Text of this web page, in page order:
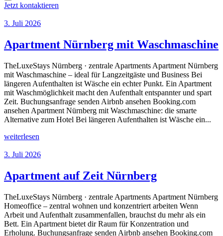
Jetzt kontaktieren
3. Juli 2026
Apartment Nürnberg mit Waschmaschine
TheLuxeStays Nürnberg · zentrale Apartments Apartment Nürnberg
mit Waschmaschine – ideal für Langzeitgäste und Business Bei
längeren Aufenthalten ist Wäsche ein echter Punkt. Ein Apartment
mit Waschmöglichkeit macht den Aufenthalt entspannter und spart
Zeit. Buchungsanfrage senden Airbnb ansehen Booking.com
ansehen Apartment Nürnberg mit Waschmaschine: die smarte
Alternative zum Hotel Bei längeren Aufenthalten ist Wäsche ein...
weiterlesen
3. Juli 2026
Apartment auf Zeit Nürnberg
TheLuxeStays Nürnberg · zentrale Apartments Apartment Nürnberg
Homeoffice – zentral wohnen und konzentriert arbeiten Wenn
Arbeit und Aufenthalt zusammenfallen, brauchst du mehr als ein
Bett. Ein Apartment bietet dir Raum für Konzentration und
Erholung. Buchungsanfrage senden Airbnb ansehen Booking.com